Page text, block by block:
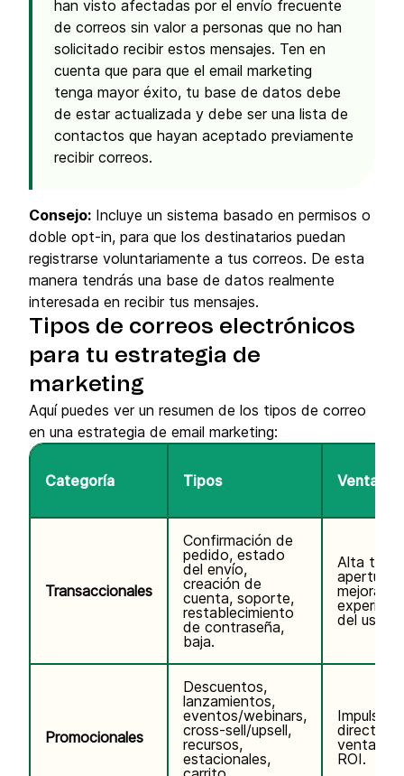
han visto afectadas por el envío frecuente
de correos sin valor a personas que no han
solicitado recibir estos mensajes. Ten en
cuenta que para que el email marketing
tenga mayor éxito, tu base de datos debe
de estar actualizada y debe ser una lista de
contactos que hayan aceptado previamente
recibir correos.
Consejo: Incluye un sistema basado en permisos o
doble opt-in, para que los destinatarios puedan
registrarse voluntariamente a tus correos. De esta
manera tendrás una base de datos realmente
interesada en recibir tus mensajes.
Tipos de correos electrónicos
para tu estrategia de
marketing
Aquí puedes ver un resumen de los tipos de correo
en una estrategia de email marketing:
Categoría Tipos Ventajas
Transaccionales
Confirmación de
pedido, estado
del envío,
creación de
cuenta, soporte,
restablecimiento
de contraseña,
baja.
Alta tasa
apertura,
mejora la
del
Promocionales
Descuentos,
lanzamientos,
eventos/webinars,
cross-sell/upsell,
recursos,
estacionales,
Impulso
directo a
ventas,
ROI.